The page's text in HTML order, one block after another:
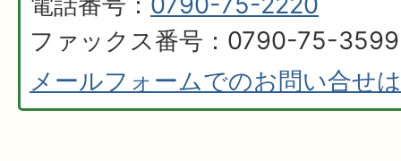
ファックス番号：0790-75-3599
メールフォームでのお問い合せ